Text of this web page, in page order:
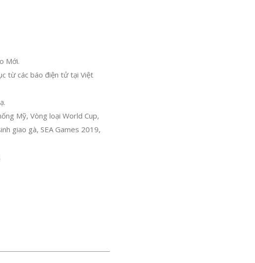
Mới.
từ các báo điện tử tại Việt
Mỹ, Vòng loại World Cup,
giao gà, SEA Games 2019,